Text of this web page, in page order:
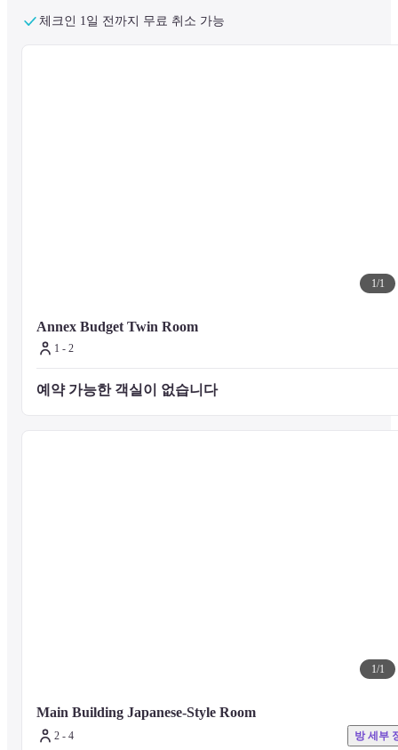
체크인 1일 전까지 무료 취소 가능
1/1
Annex Budget Twin Room
1 - 2
예약 가능한 객실이 없습니다
1/1
Main Building Japanese-Style Room
2 - 4 방 세부